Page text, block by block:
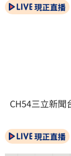
現正直播
CH54三立新聞
現正直播